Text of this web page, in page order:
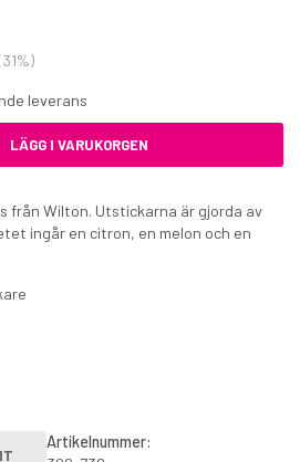
Icing Color Pink
35 kr
€3.80
31%)
leverans
LÄGG I VARUKORGEN
från Wilton. Utstickarna är gjorda av
ingår en citron, en melon och en
Artikelnummer: